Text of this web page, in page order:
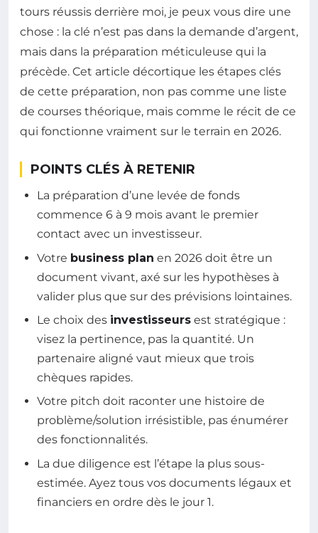
tours réussis derrière moi, je peux vous dire une
chose : la clé n’est pas dans la demande d’argent,
mais dans la préparation méticuleuse qui la
précède. Cet article décortique les étapes clés
de cette préparation, non pas comme une liste
de courses théorique, mais comme le récit de ce
qui fonctionne vraiment sur le terrain en 2026.
POINTS CLÉS À RETENIR
La préparation d’une levée de fonds
commence 6 à 9 mois avant le premier
contact avec un investisseur.
Votre business plan en 2026 doit être un
document vivant, axé sur les hypothèses à
valider plus que sur des prévisions lointaines.
Le choix des investisseurs est stratégique :
visez la pertinence, pas la quantité. Un
partenaire aligné vaut mieux que trois
chèques rapides.
Votre pitch doit raconter une histoire de
problème/solution irrésistible, pas énumérer
des fonctionnalités.
La due diligence est l’étape la plus sous-
estimée. Ayez tous vos documents légaux et
financiers en ordre dès le jour 1.